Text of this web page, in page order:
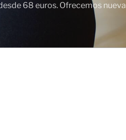
68 euros. Ofrecemos nueva